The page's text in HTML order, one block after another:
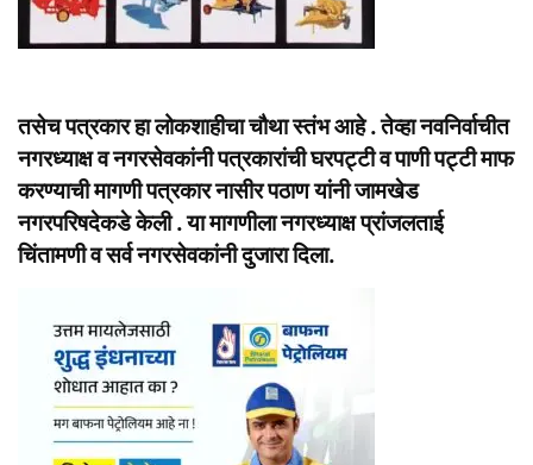
तसेच पत्रकार हा लोकशाहीचा चौथा स्तंभ आहे . तेव्हा नवनिर्वाचीत
नगरध्याक्ष व नगरसेवकांनी पत्रकारांची घरपट्टी व पाणी पट्टी माफ
करण्याची मागणी पत्रकार नासीर पठाण यांनी जामखेड
नगरपरिषदेकडे केली . या मागणीला नगरध्याक्ष प्रांजलताई
चिंतामणी व सर्व नगरसेवकांनी दुजारा दिला.